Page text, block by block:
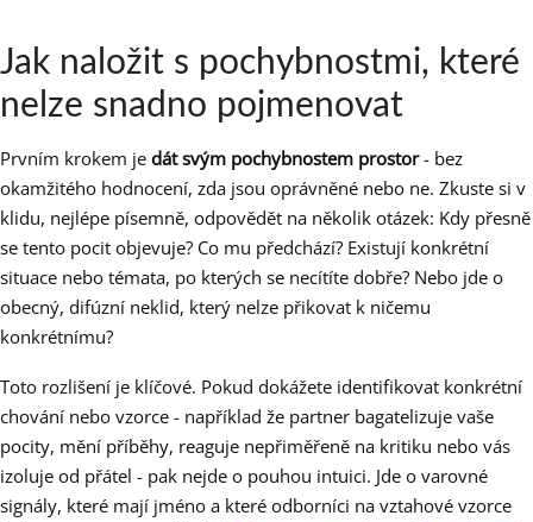
Jak naložit s pochybnostmi, které
nelze snadno pojmenovat
Prvním krokem je dát svým pochybnostem prostor- bez
okamžitého hodnocení, zda jsou oprávněné nebo ne. Zkuste si v
klidu, nejlépe písemně, odpovědět na několik otázek: Kdy přesně
se tento pocit objevuje? Co mu předchází? Existují konkrétní
situace nebo témata, po kterých se necítíte dobře? Nebo jde o
obecný, difúzní neklid, který nelze přikovat k ničemu
konkrétnímu?
Toto rozlišení je klíčové. Pokud dokážete identifikovat konkrétní
chování nebo vzorce - například že partner bagatelizuje vaše
pocity, mění příběhy, reaguje nepřiměřeně na kritiku nebo vás
izoluje od přátel - pak nejde o pouhou intuici. Jde o varovné
signály, které mají jméno a které odborníci na vztahové vzorce